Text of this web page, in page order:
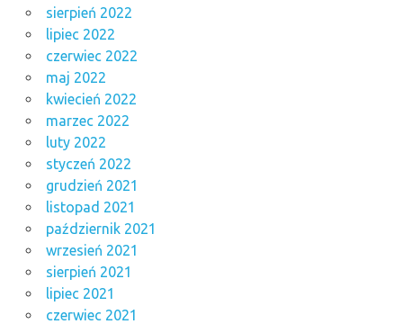
sierpień 2022
lipiec 2022
czerwiec 2022
maj 2022
kwiecień 2022
marzec 2022
luty 2022
styczeń 2022
grudzień 2021
listopad 2021
październik 2021
wrzesień 2021
sierpień 2021
lipiec 2021
czerwiec 2021